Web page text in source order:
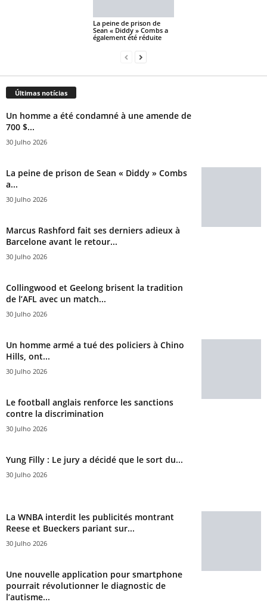
La peine de prison de
Sean « Diddy » Combs a
également été réduite
Últimas notícias
Un homme a été condamné à une amende de
700 $...
30 Julho 2026
La peine de prison de Sean « Diddy » Combs
a...
30 Julho 2026
Marcus Rashford fait ses derniers adieux à
Barcelone avant le retour...
30 Julho 2026
Collingwood et Geelong brisent la tradition
de l’AFL avec un match...
30 Julho 2026
Un homme armé a tué des policiers à Chino
Hills, ont...
30 Julho 2026
Le football anglais renforce les sanctions
contre la discrimination
30 Julho 2026
Yung Filly : Le jury a décidé que le sort du...
30 Julho 2026
La WNBA interdit les publicités montrant
Reese et Bueckers pariant sur...
30 Julho 2026
Une nouvelle application pour smartphone
pourrait révolutionner le diagnostic de
l’autisme...